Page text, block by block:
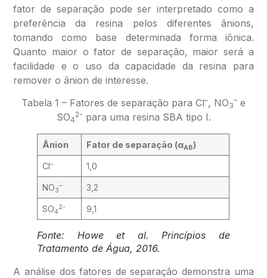
fator de separação pode ser interpretado como a
preferência da resina pelos diferentes ânions,
tomando como base determinada forma iônica.
Quanto maior o fator de separação, maior será a
facilidade e o uso da capacidade da resina para
remover o ânion de interesse.
Tabela 1 – Fatores de separação para Cl–, NO3
– e
SO4
2- para uma resina SBA tipo I.
Ânion Fator de separação (αAB)
Cl– 1,0
NO3
– 3,2
SO4
2- 9,1
Fonte: Howeet al. Princípios de
Tratamento de Água, 2016.
A análise dos fatores de separação demonstra uma